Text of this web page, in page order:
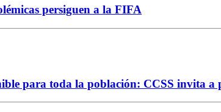
persiguen a la FIFA
para toda la población: CCSS invita